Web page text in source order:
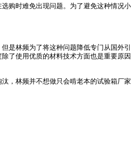
购时难免出现问题。为了避免这种情况
林频为了将这种问题降低专门从国外
了使用优质的材料技术方面也是重要原
，林频并不想做只会啃老本的试验箱厂